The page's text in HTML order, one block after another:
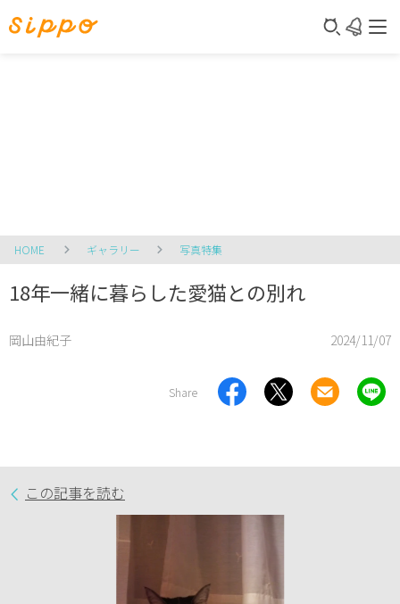
HOME ギャラリー 写真特集
18年一緒に暮らした愛猫との別れ
岡山由紀子 2024/11/07
Share
この記事を読む